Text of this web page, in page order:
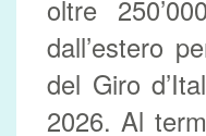
oltre
dall’estero
del Giro
2026. Al